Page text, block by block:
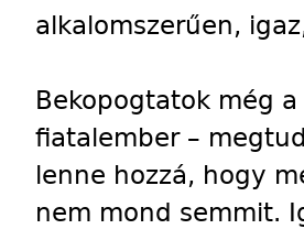
alkalomszerűen,
Bekopogtatok még
fiatalember –
lenne hozzá, hogy
nem mond semmit.